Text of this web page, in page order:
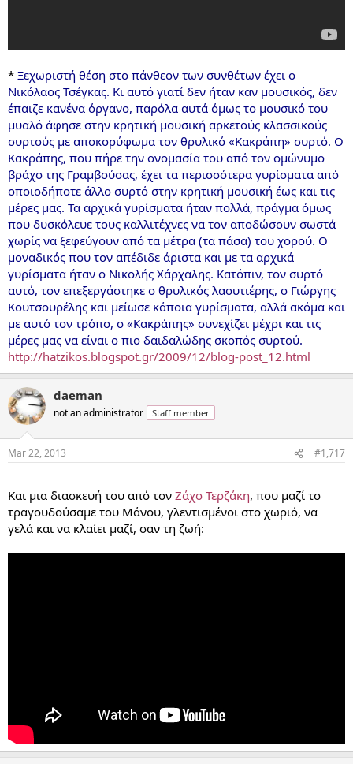
* Ξεχωριστή θέση στο πάνθεον των συνθέτων έχει ο
Νικόλαος Τσέγκας. Κι αυτό γιατί δεν ήταν καν μουσικός, δεν
έπαιζε κανένα όργανο, παρόλα αυτά όμως το μουσικό του
μυαλό άφησε στην κρητική μουσική αρκετούς κλασσικούς
συρτούς με αποκορύφωμα τον θρυλικό «Κακράπη» συρτό. Ο
Κακράπης, που πήρε την ονομασία του από τον ομώνυμo
βράχο της Γραμβούσας, έχει τα περισσότερα γυρίσματα από
οποιοδήποτε άλλο συρτό στην κρητική μουσική έως και τις
μέρες μας. Τα αρχικά γυρίσματα ήταν πολλά, πράγμα όμως
που δυσκόλευε τους καλλιτέχνες να τον αποδώσουν σωστά
χωρίς να ξεφεύγουν από τα μέτρα (τα πάσα) του χορού. Ο
μοναδικός που τον απέδιδε άριστα και με τα αρχικά
γυρίσματα ήταν ο Νικολής Χάρχαλης. Κατόπιν, τον συρτό
αυτό, τον επεξεργάστηκε ο θρυλικός λαουτιέρης, ο Γιώργης
Κουτσουρέλης και μείωσε κάποια γυρίσματα, αλλά ακόμα και
με αυτό τον τρόπο, ο «Κακράπης» συνεχίζει μέχρι και τις
μέρες μας να είναι ο πιο δαιδαλώδης σκοπός συρτού.
http://hatzikos.blogspot.gr/2009/12/blog-post_12.html
daeman
not an administrator Staff member
Mar 22, 2013 #1,717
Και μια διασκευή του από τον Ζάχο Τερζάκη, που μαζί το
τραγουδούσαμε του Μάνου, γλεντισμένοι στο χωριό, να
γελά και να κλαίει μαζί, σαν τη ζωή: